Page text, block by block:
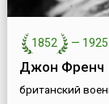
1852 — 1925
Джон Френч
британский